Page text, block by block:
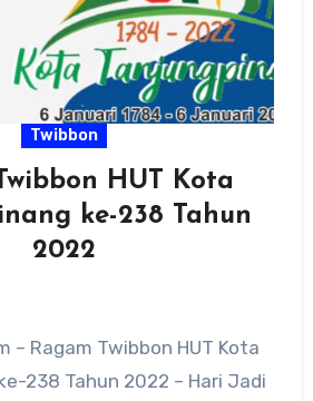
Twibbon
HUT Kota
ke-238 Tahun
2022
– Ragam Twibbon HUT Kota
238 Tahun 2022 – Hari Jadi